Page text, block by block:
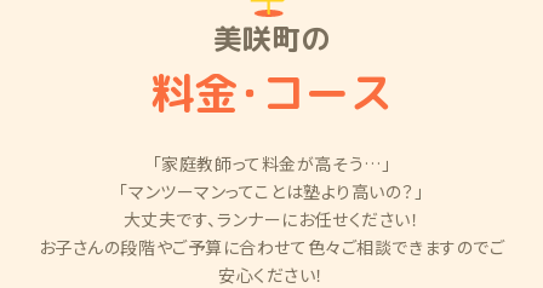
美咲町の
料金・コース
「家庭教師って料金が高そう…」
「マンツーマンってことは塾より高いの？」
大丈夫です、ランナーにお任せください！
お子さんの段階やご予算に合わせて色々ご相談できますのでご
安心ください！